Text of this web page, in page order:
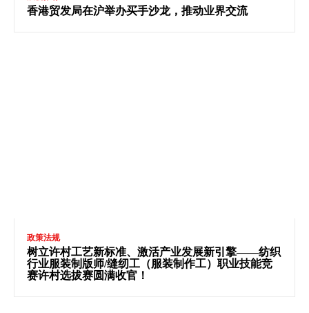
香港贸发局在沪举办买手沙龙，推动业界交流
政策法规
树立许村工艺新标准、激活产业发展新引擎——纺织
行业服装制版师/缝纫工（服装制作工）职业技能竞
赛许村选拔赛圆满收官！